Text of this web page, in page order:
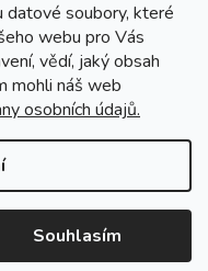
soubory, které
webu pro Vás
vědí, jaký obsah
mohli náš web
osobních údajů.
Souhlasím
práva vyhrazena.
Upravit
Tomáš Hlad
.